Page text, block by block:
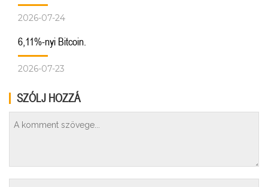
2026-07-24
6,11%-nyi Bitcoin.
2026-07-23
SZÓLJ HOZZÁ